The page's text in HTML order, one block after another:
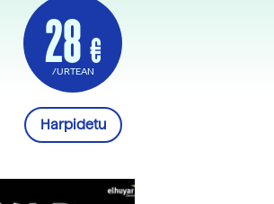
28 €
/URTEAN
Harpidetu